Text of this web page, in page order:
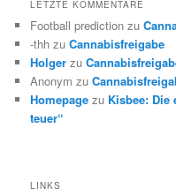
LETZTE KOMMENTARE
Football prediction zu
-thh zuCannabisfreigabe
Holger zu
Anonym zu
Homepage zu Kisbee: Die
teuer“
LINKS